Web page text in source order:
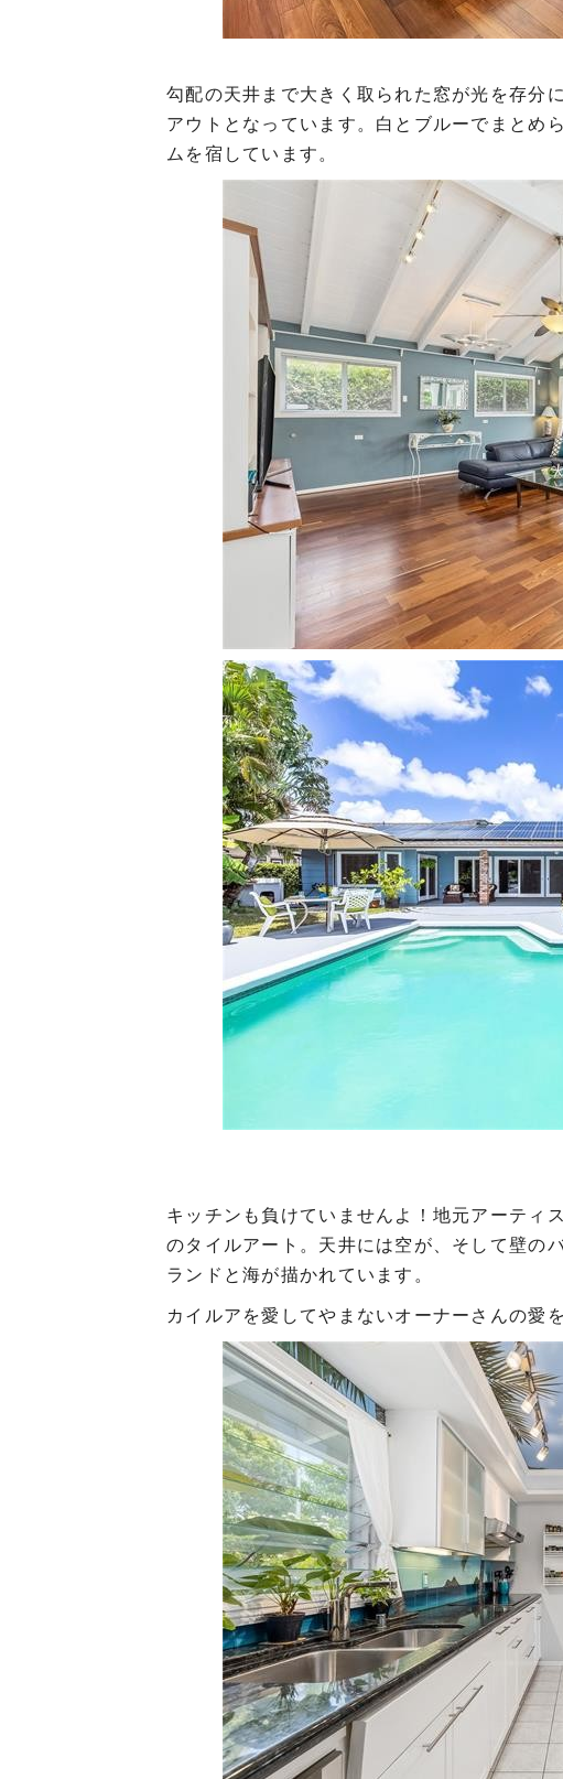
勾配の天井まで大きく取られた窓が光を存分
アウトとなっています。白とブルーでまとめ
ムを宿しています。
キッチンも負けていませんよ！地元アーティ
のタイルアート。天井には空が、そして壁の
ランドと海が描かれています。
カイルアを愛してやまないオーナーさんの愛